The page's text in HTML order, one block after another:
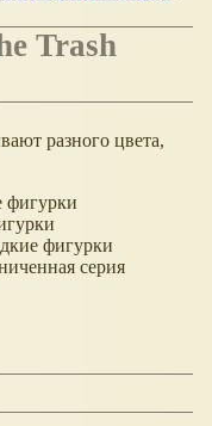
разного цвета,
фигурки
фигурки
серия